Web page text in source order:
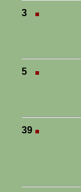
3
5
39